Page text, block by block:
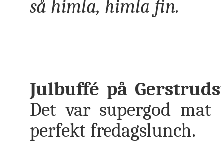
så himla, himla fin.
Julbuffé på
Det var supergod
perfekt fredagslunch.